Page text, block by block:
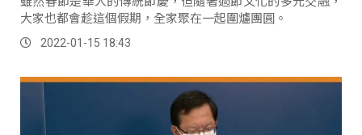
大家也都會趁這個假期，全家聚在一起圍爐團圓。
2022-01-15 18:43